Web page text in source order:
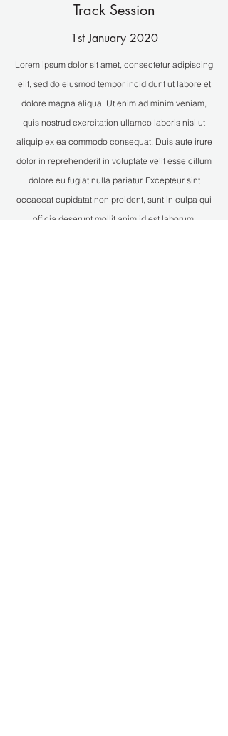
Track Session
1st January 2020
Lorem ipsum dolor sit amet, consectetur adipiscing
elit, sed do eiusmod tempor incididunt ut labore et
dolore magna aliqua. Ut enim ad minim veniam,
quis nostrud exercitation ullamco laboris nisi ut
aliquip ex ea commodo consequat. Duis aute irure
dolor in reprehenderit in voluptate velit esse cillum
dolore eu fugiat nulla pariatur. Excepteur sint
occaecat cupidatat non proident, sunt in culpa qui
officia deserunt mollit anim id est laborum.